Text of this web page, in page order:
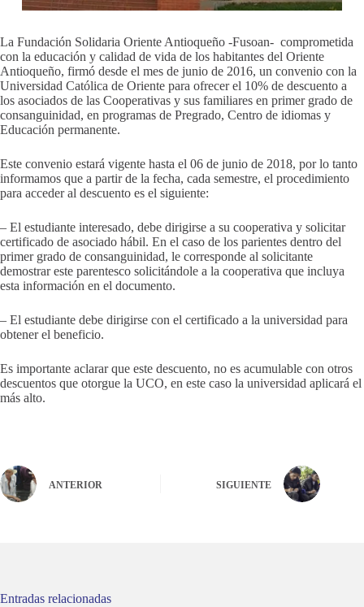
La Fundación Solidaria Oriente Antioqueño -Fusoan- comprometida
con la educación y calidad de vida de los habitantes del Oriente
Antioqueño, firmó desde el mes de junio de 2016, un convenio con la
Universidad Católica de Oriente para ofrecer el 10% de descuento a
los asociados de las Cooperativas y sus familiares en primer grado de
consanguinidad, en programas de Pregrado, Centro de idiomas y
Educación permanente.
Este convenio estará vigente hasta el 06 de junio de 2018, por lo tanto
informamos que a partir de la fecha, cada semestre, el procedimiento
para acceder al descuento es el siguiente:
– El estudiante interesado, debe dirigirse a su cooperativa y solicitar
certificado de asociado hábil. En el caso de los parientes dentro del
primer grado de consanguinidad, le corresponde al solicitante
demostrar este parentesco solicitándole a la cooperativa que incluya
esta información en el documento.
– El estudiante debe dirigirse con el certificado a la universidad para
obtener el beneficio.
Es importante aclarar que este descuento, no es acumulable con otros
descuentos que otorgue la UCO, en este caso la universidad aplicará el
más alto.
ANTERIOR SIGUIENTE
Entradas relacionadas